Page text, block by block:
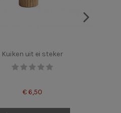
Kuiken uit ei steker
€ 6,50